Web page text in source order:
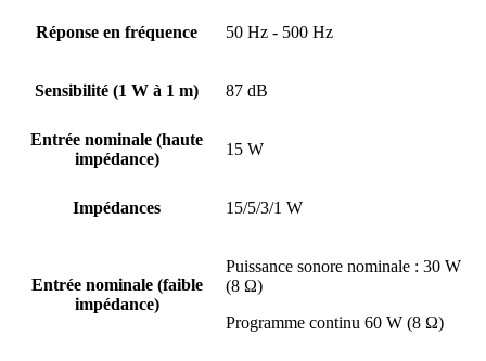
Réponse en fréquence 50 Hz - 500 Hz
Sensibilité (1 W à 1 m) 87 dB
Entrée nominale (haute
impédance)
15 W
Impédances 15/5/3/1 W
Entrée nominale (faible
impédance)
Puissance sonore nominale : 30 W
(8 Ω)
Programme continu 60 W (8 Ω)